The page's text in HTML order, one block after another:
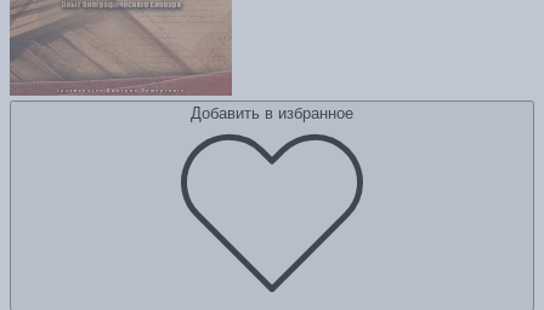
Добавить в избранное